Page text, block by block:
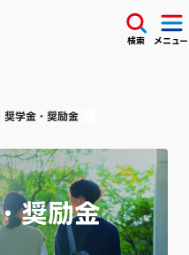
検索 メニュー
奨学金・奨励金
奨励金